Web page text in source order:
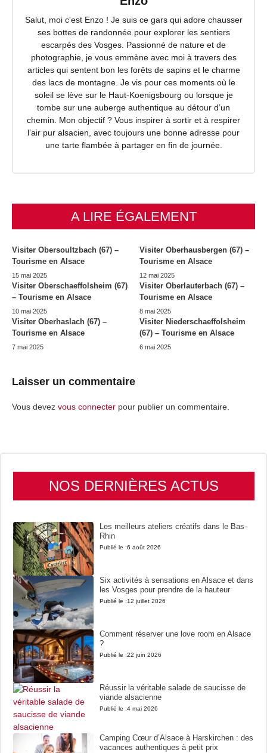
Salut, moi c'est Enzo ! Je suis ce gars qui adore chausser
ses bottes de randonnée pour explorer les sentiers
escarpés des Vosges. Passionné de nature et de
photographie, je vous emmène avec moi à travers des
articles qui sentent bon les forêts de sapins et le charme
des lacs de montagne. Je vis pour ces moments où le
soleil se lève sur le Haut-Koenigsbourg ou lorsque je
tombe sur une auberge authentique au détour d’un
chemin. Mon objectif ? Vous inspirer à sortir et à respirer
l’air pur alsacien, avec toujours une bonne adresse pour
une tarte flambée à partager en fin de journée.
A LIRE ÉGALEMENT
Visiter Obersoultzbach (67) –
Tourisme en Alsace
15 mai 2025
Visiter Oberhausbergen (67) –
Tourisme en Alsace
12 mai 2025
Visiter Oberschaeffolsheim (67)
– Tourisme en Alsace
10 mai 2025
Visiter Oberlauterbach (67) –
Tourisme en Alsace
8 mai 2025
Visiter Oberhaslach (67) –
Tourisme en Alsace
7 mai 2025
Visiter Niederschaeffolsheim
(67) – Tourisme en Alsace
6 mai 2025
Laisser un commentaire
Vous devez vous connecter pour publier un commentaire.
NOS DERNIÈRES ACTUS
Les meilleurs ateliers créatifs dans le Bas-
Rhin
Publié le :6 août 2026
Six activités à sensations en Alsace et dans
les Vosges pour prendre de la hauteur
Publié le :12 juillet 2026
Comment réserver une love room en Alsace
?
Publié le :22 juin 2026
Réussir la véritable salade de saucisse de
viande alsacienne
Publié le :4 mai 2026
Camping Cœur d’Alsace à Harskirchen : des
vacances authentiques à petit prix